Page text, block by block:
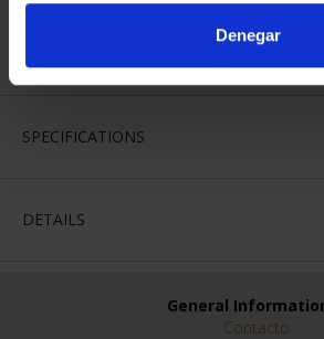
Denegar
letters, is the inscription COPA MUNDIAL
SPECIFICATIONS
DETAILS
General
Contacto